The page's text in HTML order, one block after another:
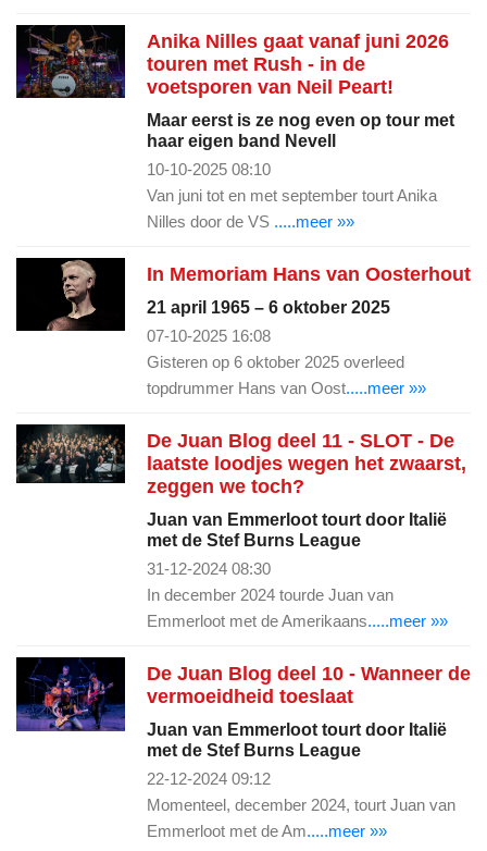
Anika Nilles gaat vanaf juni 2026
touren met Rush - in de
voetsporen van Neil Peart!
Maar eerst is ze nog even op tour met
haar eigen band Nevell
10-10-2025 08:10
Van juni tot en met september tourt Anika
Nilles door de VS .....meer »»
In Memoriam Hans van Oosterhout
21 april 1965 – 6 oktober 2025
07-10-2025 16:08
Gisteren op 6 oktober 2025 overleed
topdrummer Hans van Oost.....meer »»
De Juan Blog deel 11 - SLOT - De
laatste loodjes wegen het zwaarst,
zeggen we toch?
Juan van Emmerloot tourt door Italië
met de Stef Burns League
31-12-2024 08:30
In december 2024 tourde Juan van
Emmerloot met de Amerikaans.....meer »»
De Juan Blog deel 10 - Wanneer de
vermoeidheid toeslaat
Juan van Emmerloot tourt door Italië
met de Stef Burns League
22-12-2024 09:12
Momenteel, december 2024, tourt Juan van
Emmerloot met de Am.....meer »»